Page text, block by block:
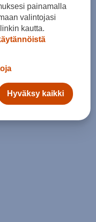
painamalla
valintojasi
kautta.
Hyväksy kaikki